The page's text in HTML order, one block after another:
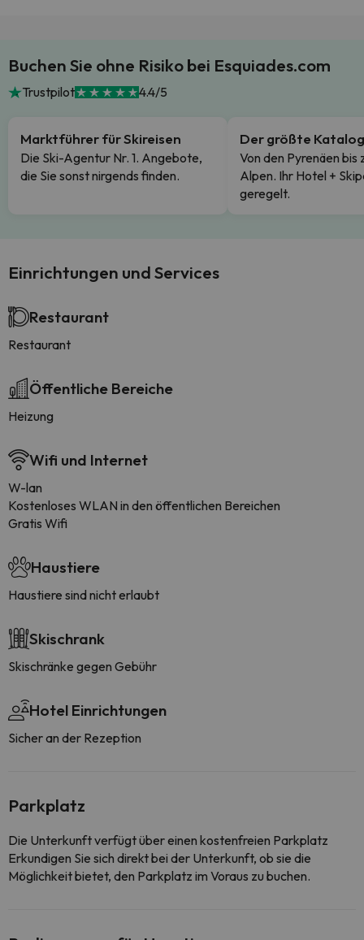
Buchen Sie ohne Risiko bei Esquiades.com
Trustpilot 4.4/5
Marktführer für Skireisen
Die Ski-Agentur Nr. 1. Angebote,
die Sie sonst nirgends finden.
Der größte Katalog
Von den Pyrenäen bis
Alpen. Ihr Hotel +
geregelt.
Einrichtungen und Services
Restaurant
Restaurant
Öffentliche Bereiche
Heizung
Wifi und Internet
W-lan
Kostenloses WLAN in den öffentlichen Bereichen
Gratis Wifi
Haustiere
Haustiere sind nicht erlaubt
Skischrank
Skischränke gegen Gebühr
Hotel Einrichtungen
Sicher an der Rezeption
Parkplatz
Die Unterkunft verfügt über einen kostenfreien Parkplatz
Erkundigen Sie sich direkt bei der Unterkunft, ob sie die
Möglichkeit bietet, den Parkplatz im Voraus zu buchen.